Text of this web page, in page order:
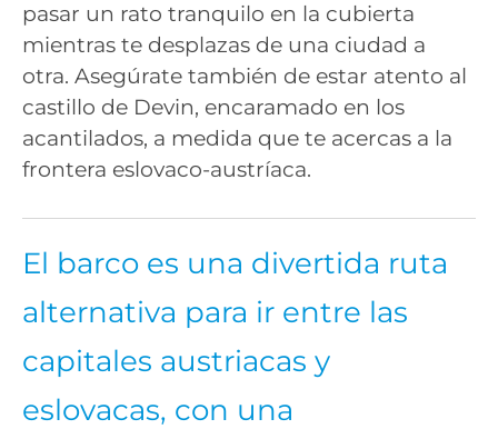
pasar un rato tranquilo en la cubierta
mientras te desplazas de una ciudad a
otra. Asegúrate también de estar atento al
castillo de Devin, encaramado en los
acantilados, a medida que te acercas a la
frontera eslovaco-austríaca.
El barco es una divertida ruta
alternativa para ir entre las
capitales austriacas y
eslovacas, con una